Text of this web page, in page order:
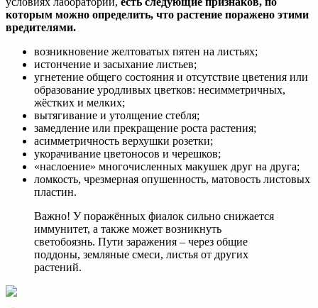
которым можно определить, что растение поражено этими
вредителями.
возникновение желтоватых пятен на листьях;
истончение и засыхание листьев;
угнетение общего состояния и отсутствие цветения или
образование уродливых цветков: несимметричных,
жёстких и мелких;
вытягивание и утолщение стебля;
замедление или прекращение роста растения;
асимметричность верхушки розетки;
укорачивание цветоносов и черешков;
«наслоение» многочисленных макушек друг на друга;
ломкость, чрезмерная опушенность, матовость листовых
пластин.
Важно! У поражённых фиалок сильно снижается
иммунитет, а также может возникнуть
светобоязнь. Пути заражения – через общие
поддоны, земляные смеси, листья от других
растений.